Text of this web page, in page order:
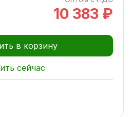
10 383 ₽
в корзину
сейчас